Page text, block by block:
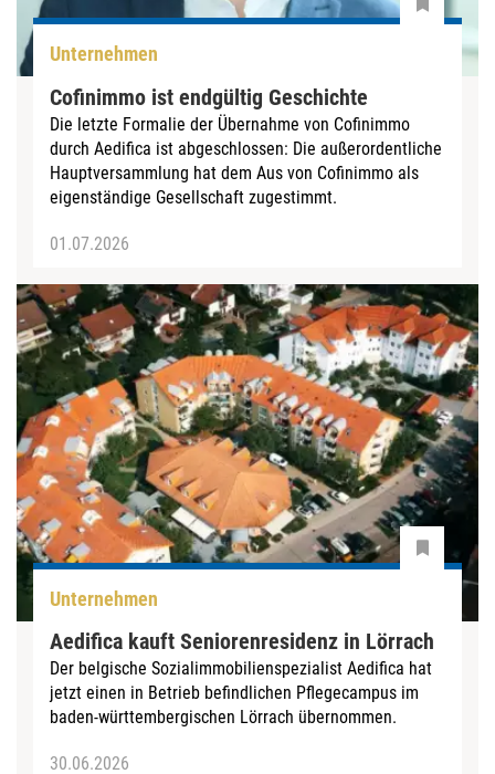
Unternehmen
Cofinimmo ist endgültig Geschichte
Die letzte Formalie der Übernahme von Cofinimmo
durch Aedifica ist abgeschlossen: Die außerordentliche
Hauptversammlung hat dem Aus von Cofinimmo als
eigenständige Gesellschaft zugestimmt.
01.07.2026
Unternehmen
Aedifica kauft Seniorenresidenz in Lörrach
Der belgische Sozialimmobilienspezialist Aedifica hat
jetzt einen in Betrieb befindlichen Pflegecampus im
baden-württembergischen Lörrach übernommen.
30.06.2026